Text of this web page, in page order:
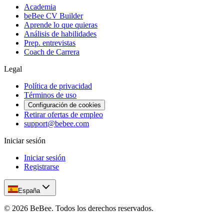
Academia
beBee CV Builder
Aprende lo que quieras
Análisis de habilidades
Prep. entrevistas
Coach de Carrera
Legal
Política de privacidad
Términos de uso
Configuración de cookies
Retirar ofertas de empleo
support@bebee.com
Iniciar sesión
Iniciar sesión
Registrarse
España
© 2026 BeBee. Todos los derechos reservados.